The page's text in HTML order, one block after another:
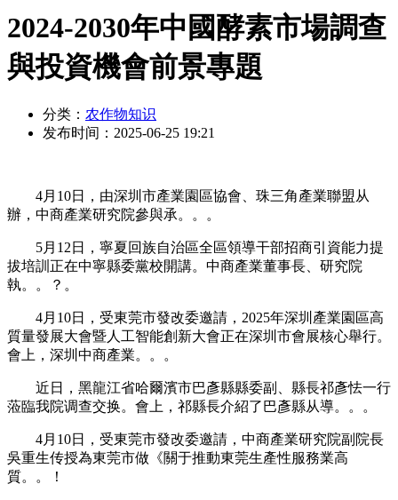
2024-2030年中國酵素市場調查
與投資機會前景專題
分类： 农作物知识
发布时间： 2025-06-25 19:21
4月10日，由深圳市產業園區協會、珠三角產業聯盟从
辦，中商產業研究院參與承。。。
5月12日，寧夏回族自治區全區領導干部招商引資能力提
拔培訓正在中寧縣委黨校開講。中商產業董事長、研究院
執。。？。
4月10日，受東莞市發改委邀請，2025年深圳產業園區高
質量發展大會暨人工智能創新大會正在深圳市會展核心舉行。
會上，深圳中商產業。。。
近日，黑龍江省哈爾濱市巴彥縣縣委副、縣長祁彥怯一行
蒞臨我院调查交换。會上，祁縣長介紹了巴彥縣从導。。。
4月10日，受東莞市發改委邀請，中商產業研究院副院長
吳重生传授為東莞市做《關于推動東莞生產性服務業高
質。。！